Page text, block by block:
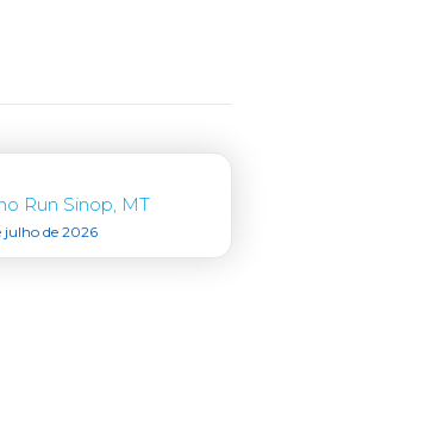
Run Sinop, MT
julho de 2026